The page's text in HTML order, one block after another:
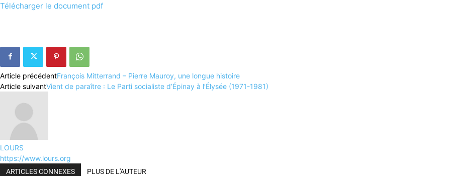
Télécharger le document pdf
Article précédentFrançois Mitterrand – Pierre Mauroy, une longue histoire
Article suivantVient de paraître : Le Parti socialiste d’Épinay à l’Élysée (1971-1981)
LOURS
https://www.lours.org
ARTICLES CONNEXES PLUS DE L'AUTEUR